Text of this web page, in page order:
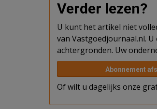
Verder lezen?
U kunt het artikel niet
van Vastgoedjournaal.nl.
achtergronden. Uw
Abonnement
Of wilt u dagelijks onze